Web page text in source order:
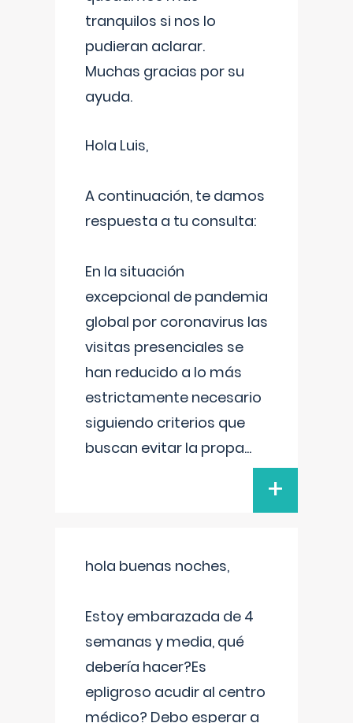
tranquilos si nos lo
pudieran aclarar.
Muchas gracias por su
ayuda.
Hola Luis,
A continuación, te damos
respuesta a tu consulta:
En la situación
excepcional de pandemia
global por coronavirus las
visitas presenciales se
han reducido a lo más
estrictamente necesario
siguiendo criterios que
buscan evitar la propa...
+
hola buenas noches,
Estoy embarazada de 4
semanas y media, qué
debería hacer?Es
epligroso acudir al centro
médico? Debo esperar a